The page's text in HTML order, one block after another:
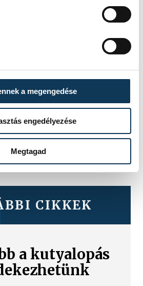
a megengedése
engedélyezése
Megtagad
CIKKEK
a kutyalopás